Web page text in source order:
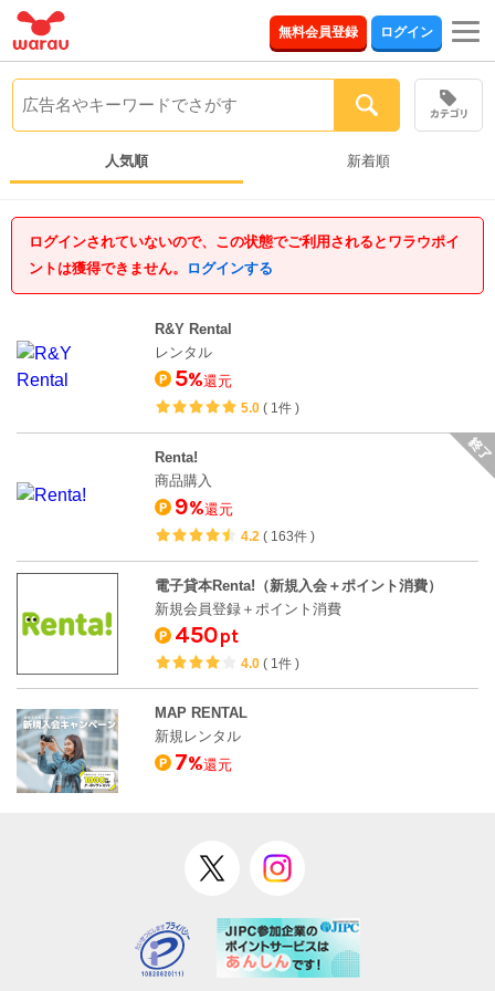
無料会員登録 ログイン
人気順 新着順
ログインされていないので、この状態でご利用されるとワラウポイ
ントは獲得できません。
ログインする
R&Y Rental
レンタル
5%還元
5.0( 1件 )
Renta!
商品購入
9%還元
4.2( 163件 )
電子貸本Renta!（新規入会＋ポイント消費）
新規会員登録＋ポイント消費
450pt
4.0( 1件 )
MAP RENTAL
新規レンタル
7%還元